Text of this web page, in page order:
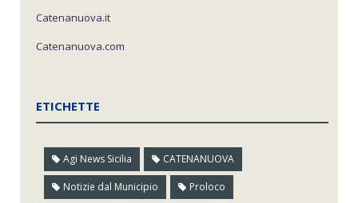
Catenanuova.it
Catenanuova.com
ETICHETTE
Agi News Sicilia CATENANUOVA
Notizie dal Municipio Proloco